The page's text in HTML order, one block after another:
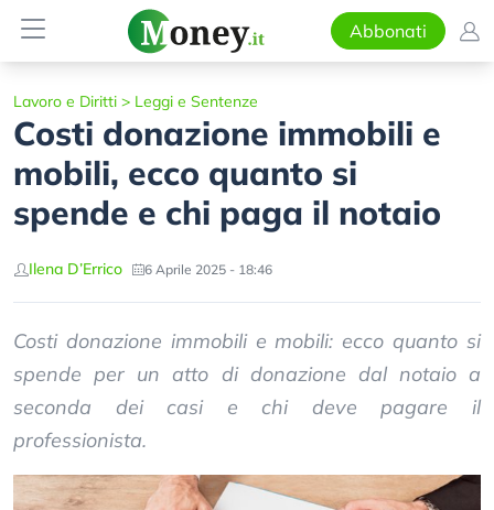
Abbonati
Lavoro e Diritti > Leggi e Sentenze
Costi donazione immobili e
mobili, ecco quanto si
spende e chi paga il notaio
Ilena D’Errico 6 Aprile 2025 - 18:46
Costi donazione immobili e mobili: ecco quanto si
spende per un atto di donazione dal notaio a
seconda dei casi e chi deve pagare il
professionista.